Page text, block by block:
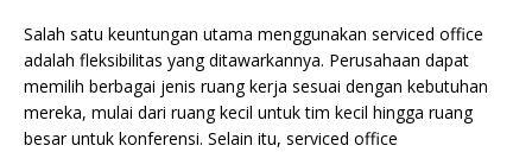
Salah satu keuntungan utama menggunakan serviced office
adalah fleksibilitas yang ditawarkannya. Perusahaan dapat
memilih berbagai jenis ruang kerja sesuai dengan kebutuhan
mereka, mulai dari ruang kecil untuk tim kecil hingga ruang
besar untuk konferensi. Selain itu, serviced office